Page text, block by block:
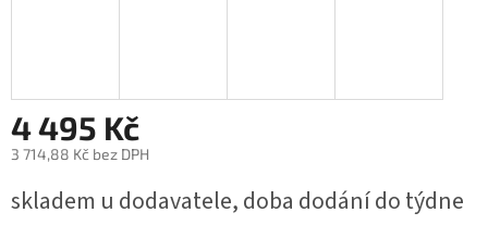
4 495 Kč
3 714,88 Kč bez DPH
cena:
skladem u dodavatele, doba dodání do týdne